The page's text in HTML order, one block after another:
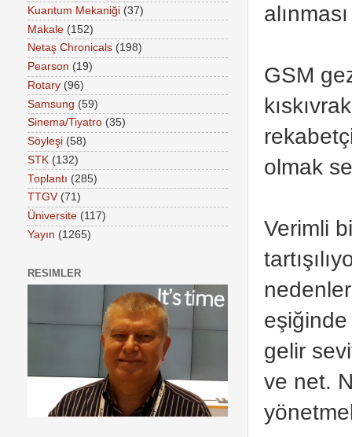
GSM
olmak
Verimli
gelir
ve net.
Kuantum Mekaniği (37)
Makale (152)
Netaş Chronicals (198)
Pearson (19)
Rotary (96)
Samsung (59)
Sinema/Tiyatro (35)
Söyleşi (58)
STK (132)
Toplantı (285)
TTGV (71)
Üniversite (117)
Yayın (1265)
RESIMLER